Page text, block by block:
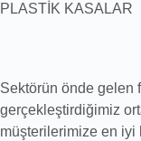
PLASTİK KASALAR
Sektörün önde gelen
gerçekleştirdiğimiz
müşterilerimize en iyi